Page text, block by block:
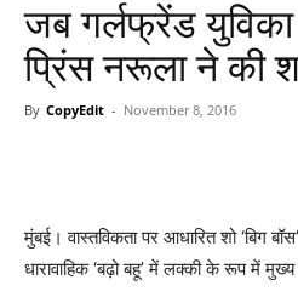
जब गर्लफ्रेंड
प्रिंस नरूला ने की
By CopyEdit - November 8, 2016
मुंबई। वास्तविकता पर आधारित शो ‘बिग
धारावाहिक ‘बढ़ो बहू’ में लक्‍की के रूप में